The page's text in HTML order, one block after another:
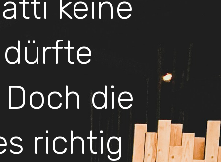
keine
die
richtig